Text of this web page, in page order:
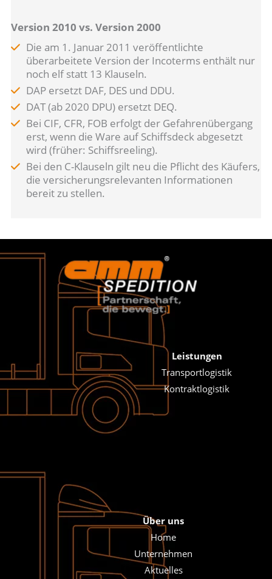
Version 2010 vs. Version 2000
Die am 1. Januar 2011 veröffentlichte
überarbeitete Version der Incoterms enthält nur
noch elf statt 13 Klauseln.
DAP ersetzt DAF, DES und DDU.
DAT (ab 2020 DPU) ersetzt DEQ.
Bei CIF, CFR, FOB erfolgt der Gefahrenübergang
erst, wenn die Ware auf Schiffsdeck abgesetzt
wird (früher: Schiffsreeling).
Bei den C-Klauseln gilt neu die Pflicht des Käufers,
die versicherungsrelevanten Informationen
bereit zu stellen.
Leistungen
Transportlogistik
Kontraktlogistik
Über uns
Home
Unternehmen
Aktuelles